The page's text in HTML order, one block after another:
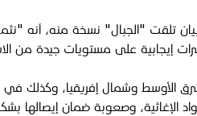
تلقت "الجبال" نسخة منه، أنه
إيجابية على مستويات جيدة من
الأوسط وشمال إفريقيا، وكذلك
الإغاثية، وصعوبة ضمان إيصالها